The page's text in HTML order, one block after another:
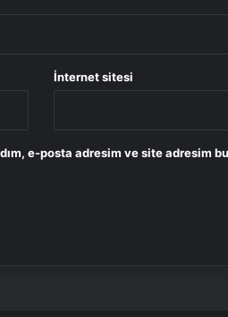
İnternet sitesi
e-posta adresim ve site adresim